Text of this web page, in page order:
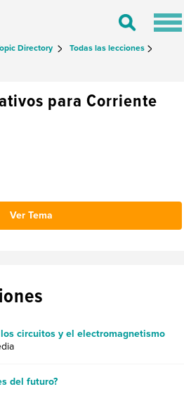
Toggle
Directory
Todas las lecciones
para Corriente
Ver Tema
circuitos y el electromagnetismo
del futuro?